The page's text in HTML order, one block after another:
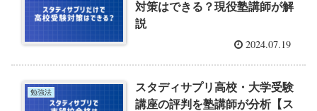
対策はできる？現役塾講師が解
説
2024.07.19
勉強法
スタディサプリ高校・大学受験
講座の評判を塾講師が分析【ス